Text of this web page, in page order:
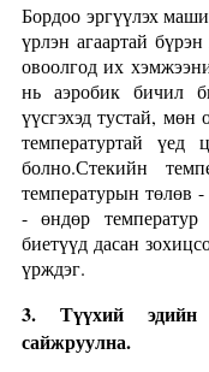
Бордоо эргүүлэх
үрлэн агаартай
овоолгод их
нь аэробик бичил
үүсгэхэд тустай, мөн
температуртай үед
болно.Стекийн
температурын төлөв
- өндөр
биетүүд дасан
үрждэг.
3. Түүхий эдийн
сайжруулна.